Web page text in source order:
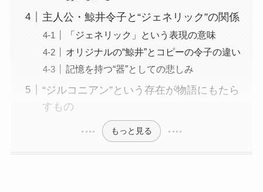
主人公・鯨井令子と“ジェネリック”の関係
「ジェネリック」という表現の意味
オリジナルの“鯨井”とコピーの令子の違い
記憶を持つ“器”としての悲しみ
“ジルコニアン”という存在が物語にもたら
すもの
もっと見る